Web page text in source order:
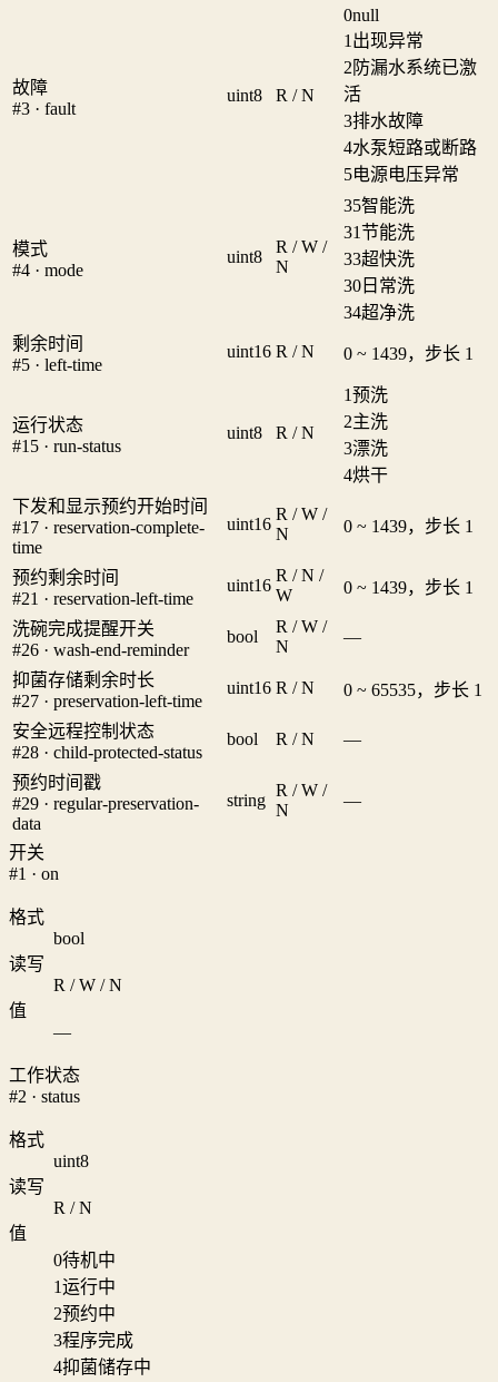
故障
#3 · fault
uint8 R / N
0null
1 出现异常
2 防漏水系统已激
活
3排水故障
4水泵短路或断路
5电源电压异常
模式
#4 · mode
uint8
R / W /
N
35智能洗
31节能洗
33超快洗
30 日常洗
34超净洗
剩余时间
#5 · left-time
uint16 R / N 0 ~ 1439，步长 1
运行状态
#15 · run-status
uint8 R / N
1预洗
2主洗
3漂洗
4烘干
下发和显示预约开始时间
#17 · reservation-complete-
time
uint16
R / W /
N
0 ~ 1439，步长 1
预约剩余时间
#21 · reservation-left-time
uint16
R / N /
W
0 ~ 1439，步长 1
洗碗完成提醒开关
#26 · wash-end-reminder
bool
R / W /
N
—
抑菌存储剩余时长
#27 · preservation-left-time
uint16 R / N 0 ~ 65535，步长 1
安全远程控制状态
#28 · child-protected-status
bool R / N —
预约时间戳
#29 · regular-preservation-
data
string
R / W /
N
—
开关
#1 · on
格式
bool
读写
R / W / N
值
—
工作状态
#2 · status
格式
uint8
读写
R / N
值
0待机中
1运行中
2预约中
3程序完成
4抑菌储存中